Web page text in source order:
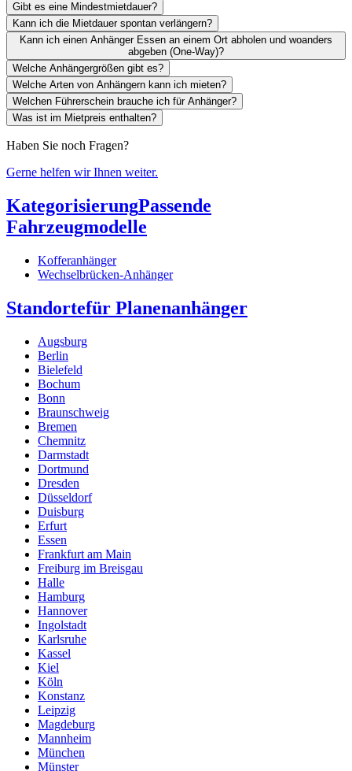
Gibt es eine Mindestmietdauer?
Kann ich die Mietdauer spontan verlängern?
Kann ich einen Anhänger Essen an einem Ort abholen und woanders
abgeben (One-Way)?
Welche Anhängergrößen gibt es?
Welche Arten von Anhängern kann ich mieten?
Welchen Führerschein brauche ich für Anhänger?
Was ist im Mietpreis enthalten?
Haben Sie noch Fragen?
Gerne helfen wir Ihnen weiter.
KategorisierungPassende
Fahrzeugmodelle
Kofferanhänger
Wechselbrücken-Anhänger
Standortefür Planenanhänger
Augsburg
Berlin
Bielefeld
Bochum
Bonn
Braunschweig
Bremen
Chemnitz
Darmstadt
Dortmund
Dresden
Düsseldorf
Duisburg
Erfurt
Essen
Frankfurt am Main
Freiburg im Breisgau
Halle
Hamburg
Hannover
Ingolstadt
Karlsruhe
Kassel
Kiel
Köln
Konstanz
Leipzig
Magdeburg
Mannheim
München
Münster